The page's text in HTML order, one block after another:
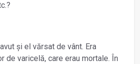
și el vărsat de vânt. Era
de varicelă, care erau mortale. În